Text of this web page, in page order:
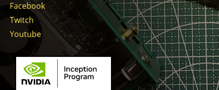
Facebook
Twitch
Youtube